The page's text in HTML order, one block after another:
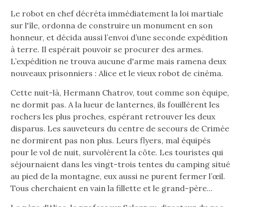
Le robot en chef décréta immédiatement la loi martiale
sur l'île, ordonna de construire un monument en son
honneur, et décida aussi l’envoi d’une seconde expédition
à terre. Il espérait pouvoir se procurer des armes.
L’expédition ne trouva aucune d'arme mais ramena deux
nouveaux prisonniers : Alice et le vieux robot de cinéma.
Cette nuit-là, Hermann Chatrov, tout comme son équipe,
ne dormit pas. A la lueur de lanternes, ils fouillèrent les
rochers les plus proches, espérant retrouver les deux
disparus. Les sauveteurs du centre de secours de Crimée
ne dormirent pas non plus. Leurs flyers, mal équipés
pour le vol de nuit, survolèrent la côte. Les touristes qui
séjournaient dans les vingt-trois tentes du camping situé
au pied de la montagne, eux aussi ne purent fermer l’œil.
Tous cherchaient en vain la fillette et le grand-père...